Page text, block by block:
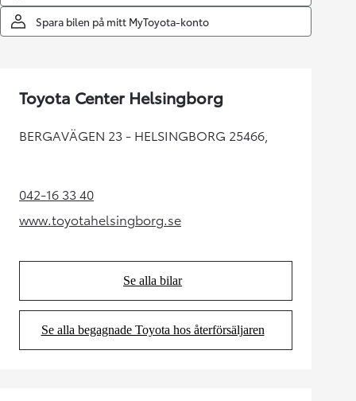
Spara bilen på mitt MyToyota-konto
Toyota Center Helsingborg
BERGAVÄGEN 23 - HELSINGBORG 25466,
042-16 33 40(Opens in new tab)
www.toyotahelsingborg.se
(Opens in new tab)
Se alla bilar
(Opens in new tab)
Se alla begagnade Toyota hos återförsäljaren
(Opens in new tab)